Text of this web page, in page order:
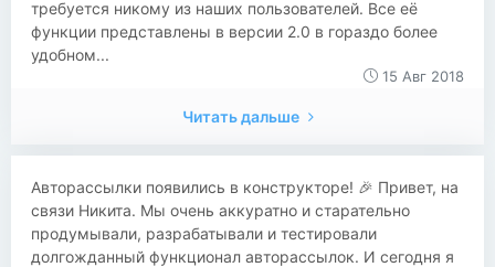
требуется никому из наших пользователей. Все её
функции представлены в версии 2.0 в гораздо более
удобном...
15 Авг 2018
Читать дальше
Авторассылки появились в конструкторе! 🎉 Привет, на
связи Никита. Мы очень аккуратно и старательно
продумывали, разрабатывали и тестировали
долгожданный функционал авторассылок. И сегодня я